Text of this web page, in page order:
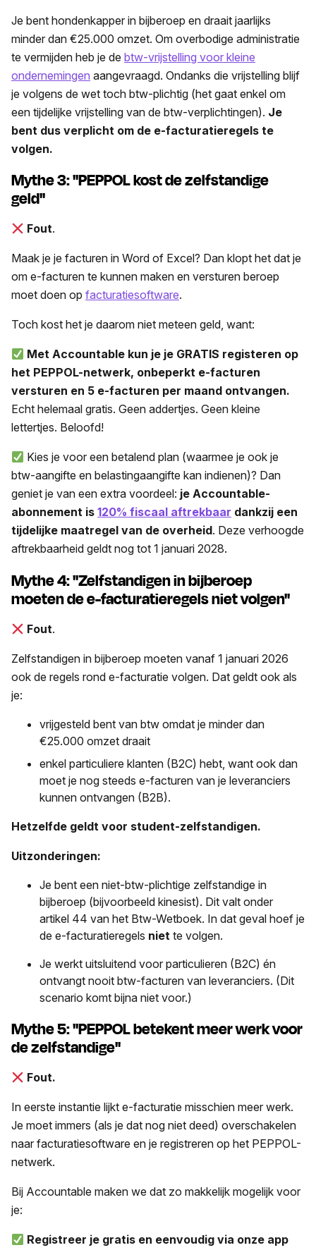
Je bent hondenkapper in bijberoep en draait jaarlijks
minder dan €25.000 omzet. Om overbodige administratie
te vermijden heb je de btw-vrijstelling voor kleine
ondernemingen aangevraagd. Ondanks die vrijstelling blijf
je volgens de wet toch btw-plichtig (het gaat enkel om
een tijdelijke vrijstelling van de btw-verplichtingen). Je
bent dus verplicht om de e-facturatieregels te
volgen.
Mythe 3: "PEPPOL kost de zelfstandige
geld"
Fout.
Maak je je facturen in Word of Excel? Dan klopt het dat je
om e-facturen te kunnen maken en versturen beroep
moet doen op facturatiesoftware.
Toch kost het je daarom niet meteen geld, want:
Met Accountable kun je je GRATIS registeren op
het PEPPOL-netwerk, onbeperkt e-facturen
versturen en 5 e-facturen per maand ontvangen.
Echt helemaal gratis. Geen addertjes. Geen kleine
lettertjes. Beloofd!
Kies je voor een betalend plan (waarmee je ook je
btw-aangifte en belastingaangifte kan indienen)? Dan
geniet je van een extra voordeel: je Accountable-
abonnement is 120% fiscaal aftrekbaar dankzij een
tijdelijke maatregel van de overheid. Deze verhoogde
aftrekbaarheid geldt nog tot 1 januari 2028.
Mythe 4: "Zelfstandigen in bijberoep
moeten de e-facturatieregels niet volgen"
Fout.
Zelfstandigen in bijberoep moeten vanaf 1 januari 2026
ook de regels rond e-facturatie volgen. Dat geldt ook als
je:
vrijgesteld bent van btw omdat je minder dan
€25.000 omzet draait
enkel particuliere klanten (B2C) hebt, want ook dan
moet je nog steeds e-facturen van je leveranciers
kunnen ontvangen (B2B).
Hetzelfde geldt voor student-zelfstandigen.
Uitzonderingen:
Je bent een niet-btw-plichtige zelfstandige in
bijberoep (bijvoorbeeld kinesist). Dit valt onder
artikel 44 van het Btw-Wetboek. In dat geval hoef je
de e-facturatieregels niet te volgen.
Je werkt uitsluitend voor particulieren (B2C) én
ontvangt nooit btw-facturen van leveranciers. (Dit
scenario komt bijna niet voor.)
Mythe 5: "PEPPOL betekent meer werk voor
de zelfstandige"
Fout.
In eerste instantie lijkt e-facturatie misschien meer werk.
Je moet immers (als je dat nog niet deed) overschakelen
naar facturatiesoftware en je registreren op het PEPPOL-
netwerk.
Bij Accountable maken we dat zo makkelijk mogelijk voor
je:
Registreer je gratis en eenvoudig via onze app